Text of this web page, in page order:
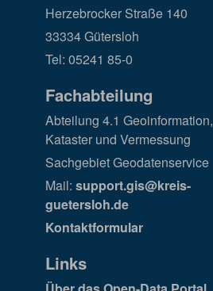
Herzebrocker Straße 140
33334 Gütersloh
Tel: 05241 85-0
Fachabteilung
Abteilung 4.1 Geoinformation,
Kataster und Vermessung
Sachgebiet Geodatenservice
Mail: support.gis@kreis-
guetersloh.de
Kontaktformular
Links